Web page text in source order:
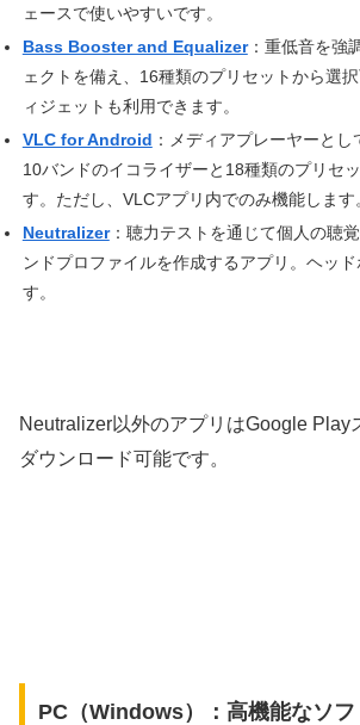
ェースで使いやすいです。
Bass Booster and Equalizer：重低音を強
ェクトを備え、16種類のプリセットから選
ィジェットも利用できます。
VLC for Android ：メディアプレーヤーとし
10バンドのイコライザーと18種類のプリセ
す。ただし、VLCアプリ内でのみ機能します
Neutralizer：聴力テストを通じて個人の聴
ンドプロファイルを作成するアプリ。ヘッ
す。
Neutralizer以外のアプリはGoogle Play
ダウンロード可能です。
PC（Windows）：高機能なソフ